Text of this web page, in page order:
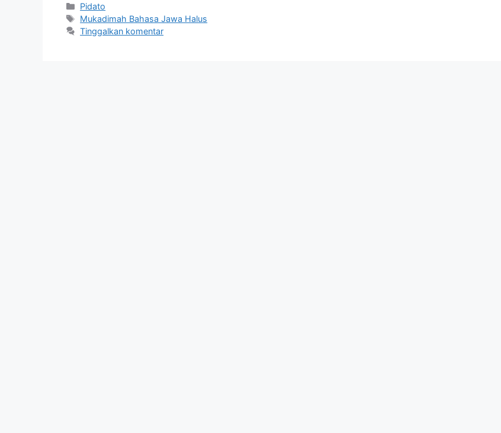
Kategori
Pidato
Tag
Mukadimah Bahasa Jawa Halus
Tinggalkan komentar